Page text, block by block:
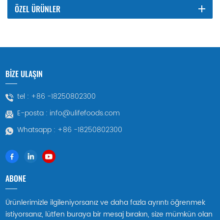
ÖZEL ÜRÜNLER
BİZE ULAŞIN
tel : +86 -18250802300
E-posta : info@ulifefoods.com
Whatsapp : +86 -18250802300
ABONE
Ürünlerimizle ilgileniyorsanız ve daha fazla ayrıntı öğrenmek
istiyorsanız, lütfen buraya bir mesaj bırakın, size mümkün olan